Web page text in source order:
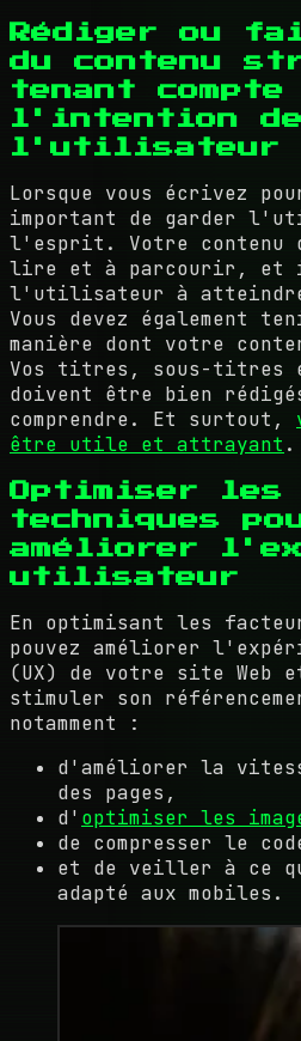
Rédiger ou
du contenu
tenant compte
l'intention de
l'utilisateur
Lorsque vous écrivez
important de garder
l'esprit. Votre
lire et à parcourir, et
l'utilisateur à
Vous devez également
manière dont votre
Vos titres, sous-titres
doivent être bien
comprendre. Et surtout,
être utile et attrayant .
Optimiser les
techniques
améliorer
utilisateur
En optimisant les
pouvez améliorer
(UX) de votre site Web
stimuler son
notamment :
d'améliorer la
des pages,
d' optimiser les
de compresser le
et de veiller à ce
adapté aux mobiles.